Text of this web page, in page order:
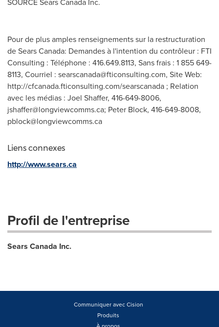
Pour de plus amples renseignements sur la restructuration
de Sears Canada: Demandes à l'intention du contrôleur : FTI
Consulting : Téléphone : 416.649.8113, Sans frais : 1 855 649-
8113, Courriel : searscanada@fticonsulting.com, Site Web:
http://cfcanada.fticonsulting.com/searscanada ; Relation
avec les médias : Joel Shaffer, 416-649-8006,
jshaffer@longviewcomms.ca; Peter Block, 416-649-8008,
pblock@longviewcomms.ca
Liens connexes
http://www.sears.ca
Profil de l'entreprise
Sears Canada Inc.
Communiquer avec Cision
Produits